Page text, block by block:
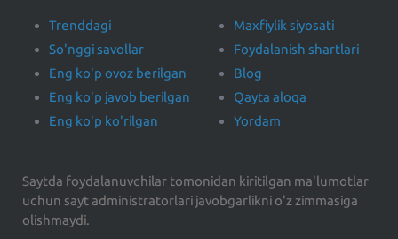
Trenddagi
So'nggi savollar
Eng ko'p ovoz berilgan
Eng ko'p javob berilgan
Eng ko'p ko'rilgan
Maxfiylik siyosati
Foydalanish shartlari
Blog
Qayta aloqa
Yordam
Saytda foydalanuvchilar tomonidan kiritilgan ma'lumotlar
uchun sayt administratorlari javobgarlikni o'z zimmasiga
olishmaydi.